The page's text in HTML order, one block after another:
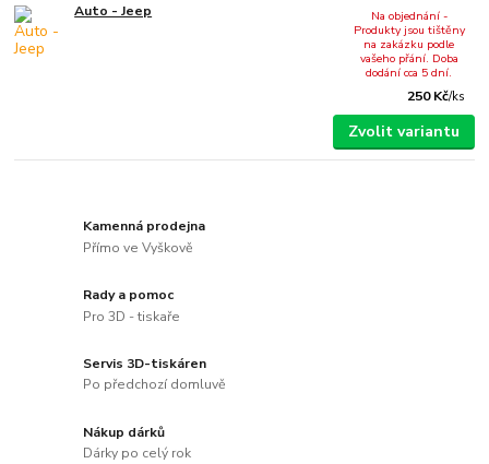
Auto - Jeep
250 Kč/ks
Na objednání -
Produkty jsou tištěny
na zakázku podle
vašeho přání. Doba
dodání cca 5 dní.
Zvolit variantu
Kamenná prodejna
Přímo ve Vyškově
Rady a pomoc
Pro 3D - tiskaře
Servis 3D-tiskáren
Po předchozí domluvě
Nákup dárků
Dárky po celý rok